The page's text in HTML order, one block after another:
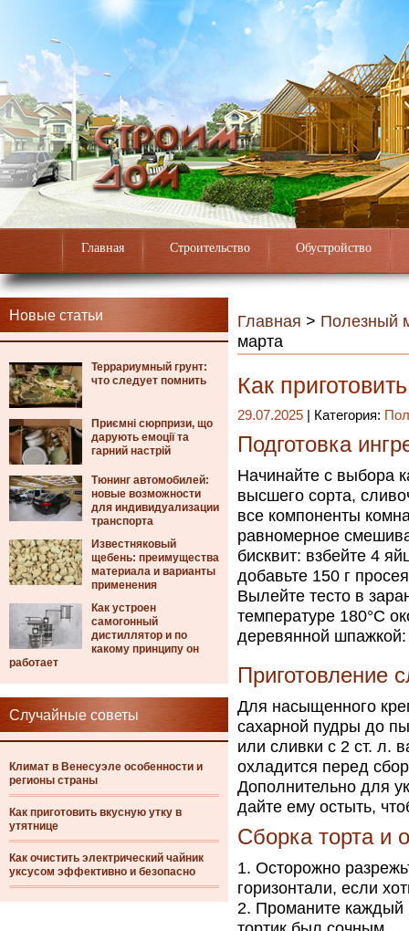
Главная Строительство Обустройство
Новые статьи
Террариумный грунт:
что следует помнить
Приємні сюрпризи, що
дарують емоції та
гарний настрій
Тюнинг автомобилей:
новые возможности
для индивидуализации
транспорта
Известняковый
щебень: преимущества
материала и варианты
применения
Как устроен
самогонный
дистиллятор и по
какому принципу он
работает
Случайные советы
Климат в Венесуэле особенности и
регионы страны
Как приготовить вкусную утку в
утятнице
Как очистить электрический чайник
уксусом эффективно и безопасно
Главная > Полезный
марта
Как
29.07.2025 | Категория:
Подготовка
Начинайте с выбора
высшего сорта,
все компоненты
равномерное
бисквит: взбейте 4
добавьте 150 г
Вылейте тесто в
температуре 180°C
деревянной
Приготовление
Для насыщенного
сахарной пудры до
или сливки с 2 ст. л.
охладится перед
Дополнительно для
дайте ему остыть,
Сборка торта и
Осторожно
горизонтали, если
Проманите каждый